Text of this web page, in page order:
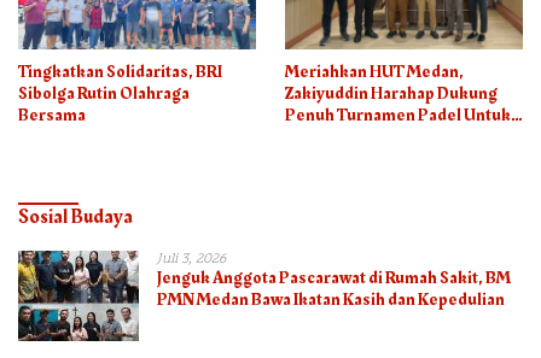
Tingkatkan Solidaritas, BRI
Sibolga Rutin Olahraga
Bersama
Meriahkan HUT Medan,
Zakiyuddin Harahap Dukung
Penuh Turnamen Padel Untuk
Sosial Budaya
Juli 3, 2026
Jenguk Anggota Pascarawat di Rumah Sakit, BM
PMN Medan Bawa Ikatan Kasih dan Kepedulian